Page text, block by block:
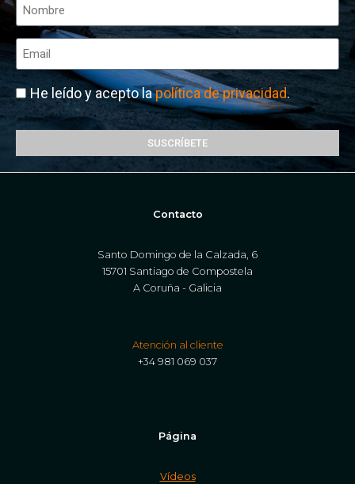
He leído y acepto lapolítica de privacidad.
SUSCRÍBETE
Contacto
Santo Domingo de la Calzada, 6
15701 Santiago de Compostela
A Coruña - Galicia
Atención al cliente
+34 981 069 037
Página
Vídeos